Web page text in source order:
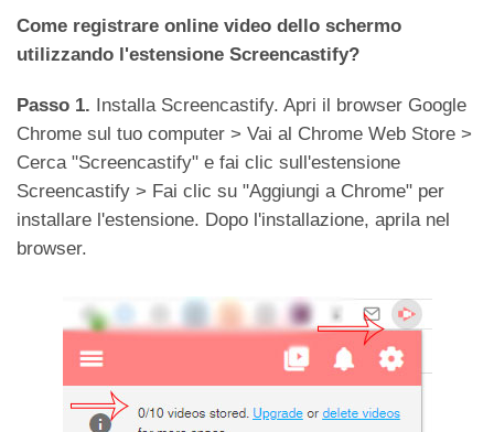
Come registrare online video dello schermo
utilizzando l'estensione Screencastify?
Passo 1. Installa Screencastify. Apri il browser Google
Chrome sul tuo computer > Vai al Chrome Web Store >
Cerca "Screencastify" e fai clic sull'estensione
Screencastify > Fai clic su "Aggiungi a Chrome" per
installare l'estensione. Dopo l'installazione, aprila nel
browser.